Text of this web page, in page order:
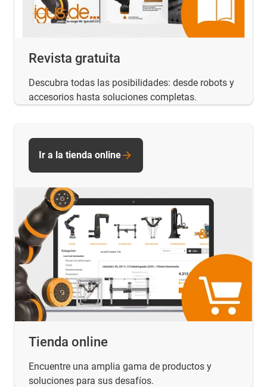
Revista gratuita
Descubra todas las posibilidades: desde robots y
accesorios hasta soluciones completas.
Tienda online
Encuentre una amplia gama de productos y
soluciones para sus desafíos.
Ir a la tienda online